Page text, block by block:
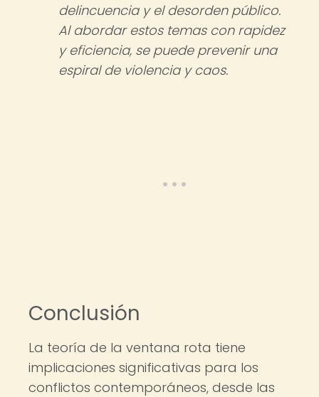
delincuencia y el desorden público.
Al abordar estos temas con rapidez
y eficiencia, se puede prevenir una
espiral de violencia y caos.
Conclusión
La teoría de la ventana rota tiene
implicaciones significativas para los
conflictos contemporáneos, desde las